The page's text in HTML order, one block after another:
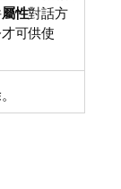
屬性對話方
可供使